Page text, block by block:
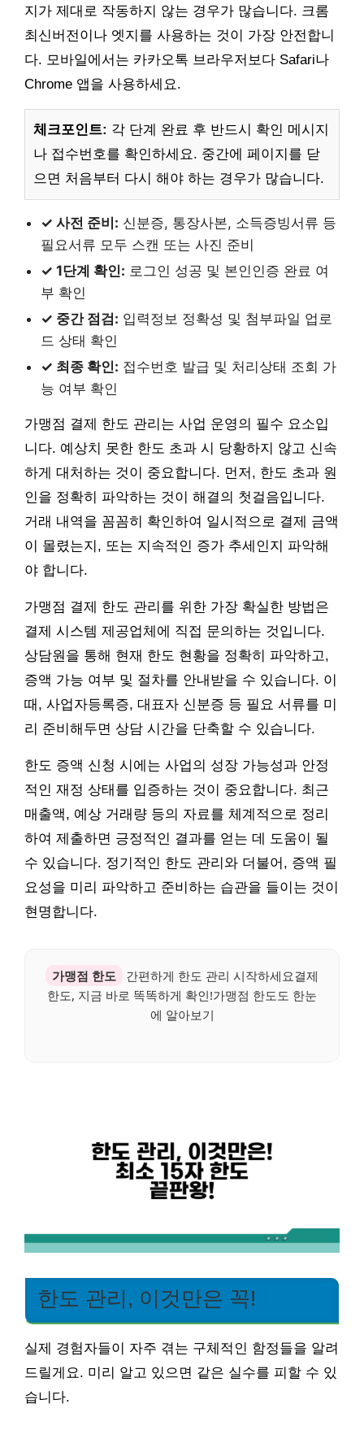
지가 제대로 작동하지 않는 경우가 많습니다. 크롬
최신버전이나 엣지를 사용하는 것이 가장 안전합니
다. 모바일에서는 카카오톡 브라우저보다 Safari나
Chrome 앱을 사용하세요.
체크포인트: 각 단계 완료 후 반드시 확인 메시지
나 접수번호를 확인하세요. 중간에 페이지를 닫
으면 처음부터 다시 해야 하는 경우가 많습니다.
✓ 사전 준비: 신분증, 통장사본, 소득증빙서류 등
필요서류 모두 스캔 또는 사진 준비
✓ 1단계 확인: 로그인 성공 및 본인인증 완료 여
부 확인
✓ 중간 점검: 입력정보 정확성 및 첨부파일 업로
드 상태 확인
✓ 최종 확인: 접수번호 발급 및 처리상태 조회 가
능 여부 확인
가맹점 결제 한도 관리는 사업 운영의 필수 요소입
니다. 예상치 못한 한도 초과 시 당황하지 않고 신속
하게 대처하는 것이 중요합니다. 먼저, 한도 초과 원
인을 정확히 파악하는 것이 해결의 첫걸음입니다.
거래 내역을 꼼꼼히 확인하여 일시적으로 결제 금액
이 몰렸는지, 또는 지속적인 증가 추세인지 파악해
야 합니다.
가맹점 결제 한도 관리를 위한 가장 확실한 방법은
결제 시스템 제공업체에 직접 문의하는 것입니다.
상담원을 통해 현재 한도 현황을 정확히 파악하고,
증액 가능 여부 및 절차를 안내받을 수 있습니다. 이
때, 사업자등록증, 대표자 신분증 등 필요 서류를 미
리 준비해두면 상담 시간을 단축할 수 있습니다.
한도 증액 신청 시에는 사업의 성장 가능성과 안정
적인 재정 상태를 입증하는 것이 중요합니다. 최근
매출액, 예상 거래량 등의 자료를 체계적으로 정리
하여 제출하면 긍정적인 결과를 얻는 데 도움이 될
수 있습니다. 정기적인 한도 관리와 더불어, 증액 필
요성을 미리 파악하고 준비하는 습관을 들이는 것이
현명합니다.
가맹점 한도
간편하게 한도 관리 시작하세요결제
한도, 지금 바로 똑똑하게 확인!가맹점 한도도 한눈
에 알아보기
한도 관리, 이것만은 꼭!
실제 경험자들이 자주 겪는 구체적인 함정들을 알려
드릴게요. 미리 알고 있으면 같은 실수를 피할 수 있
습니다.